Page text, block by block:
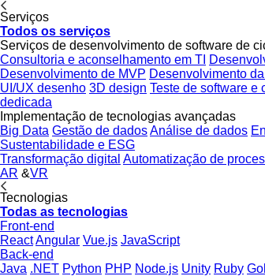
Serviços
Todos os serviços
Serviços de desenvolvimento de software de
Consultoria e aconselhamento em TI
Desenvolvimento de MVP Desenvolvimento
UI/UX desenho 3D design Teste de software e
dedicada
Implementação de tecnologias avançadas
Big Data Gestão de dadosAnálise de dados
Sustentabilidade e ESG
Transformação digital Automatização de
AR &VR
Tecnologias
Todas as tecnologias
Front-end
ReactAngular Vue.js JavaScript
Back-end
Java .NET Python PHP Node.js Unity Ruby